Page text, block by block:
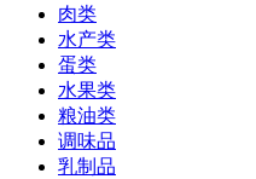
肉类
水产类
蛋类
水果类
粮油类
调味品
乳制品